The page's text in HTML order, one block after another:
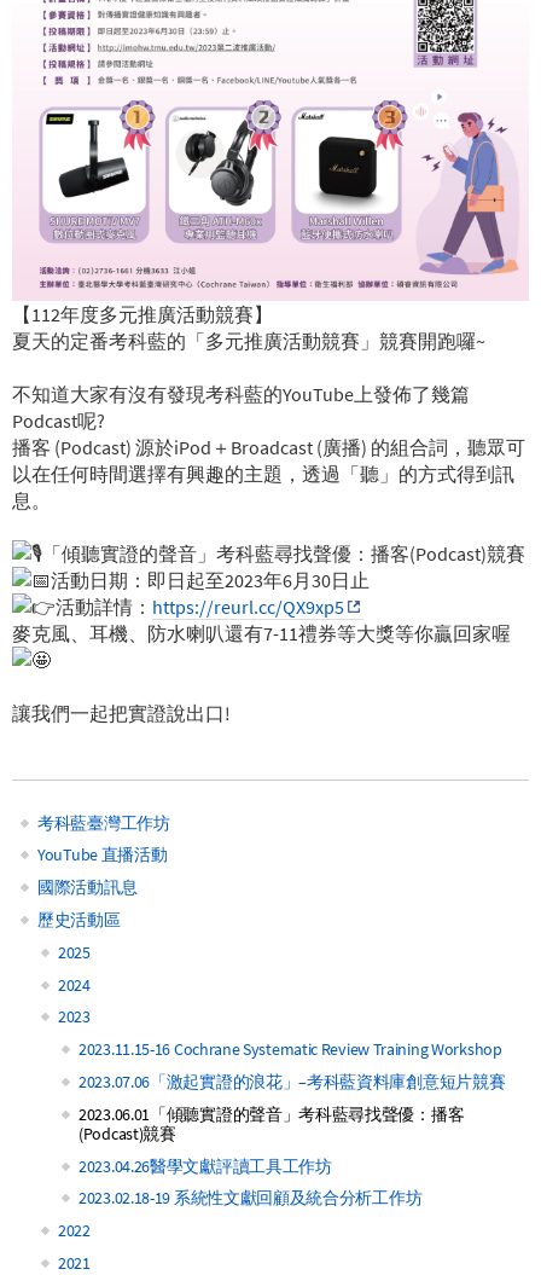
【112年度多元推廣活動競賽】
夏天的定番考科藍的「多元推廣活動競賽」競賽開跑囉~
不知道大家有沒有發現考科藍的YouTube上發佈了幾篇
Podcast呢?
播客 (Podcast) 源於iPod＋Broadcast (廣播) 的組合詞，聽眾可
以在任何時間選擇有興趣的主題，透過「聽」的方式得到訊
息。
「傾聽實證的聲音」考科藍尋找聲優：播客(Podcast)競賽
活動日期：即日起至2023年6月30日止
活動詳情： https://reurl.cc/QX9xp5
麥克風、耳機、防水喇叭還有7-11禮券等大獎等你贏回家喔
讓我們一起把實證說出口!
Main
navigation
考科藍臺灣工作坊
YouTube 直播活動
國際活動訊息
歷史活動區
2025
2024
2023
2023.11.15-16 Cochrane Systematic Review Training Workshop
2023.07.06「激起實證的浪花」–考科藍資料庫創意短片競賽
2023.06.01「傾聽實證的聲音」考科藍尋找聲優：播客
(Podcast)競賽
2023.04.26醫學文獻評讀工具工作坊
2023.02.18-19 系統性文獻回顧及統合分析工作坊
2022
2021